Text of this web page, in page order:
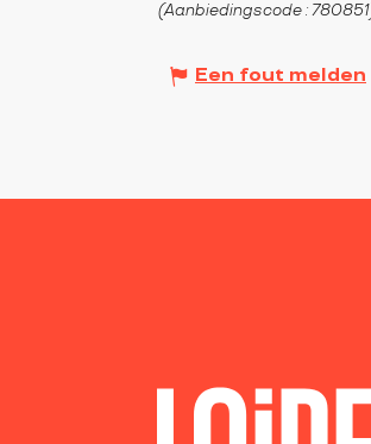
(Aanbiedingscode :780851
Een fout melden